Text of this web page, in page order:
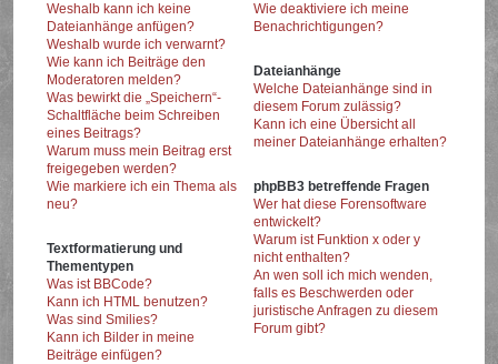
Weshalb kann ich keine
Dateianhänge anfügen?
Weshalb wurde ich verwarnt?
Wie kann ich Beiträge den
Moderatoren melden?
Was bewirkt die „Speichern“-
Schaltfläche beim Schreiben
eines Beitrags?
Warum muss mein Beitrag erst
freigegeben werden?
Wie markiere ich ein Thema als
neu?
Textformatierung und
Thementypen
Was ist BBCode?
Kann ich HTML benutzen?
Was sind Smilies?
Kann ich Bilder in meine
Beiträge einfügen?
Wie deaktiviere ich meine
Benachrichtigungen?
Dateianhänge
Welche Dateianhänge sind in
diesem Forum zulässig?
Kann ich eine Übersicht all
meiner Dateianhänge erhalten?
phpBB3 betreffende Fragen
Wer hat diese Forensoftware
entwickelt?
Warum ist Funktion x oder y
nicht enthalten?
An wen soll ich mich wenden,
falls es Beschwerden oder
juristische Anfragen zu diesem
Forum gibt?